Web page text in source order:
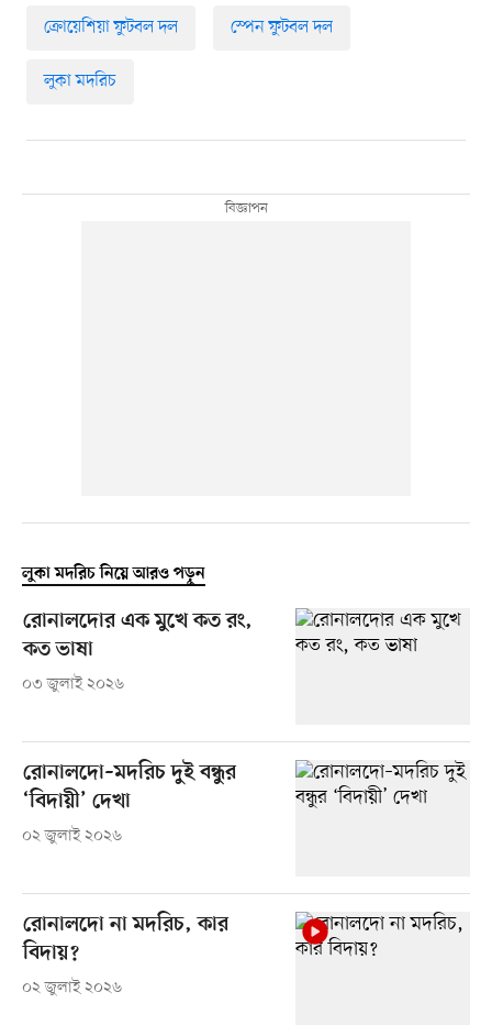
ক্রোয়েশিয়া ফুটবল দল স্পেন ফুটবল দল
লুকা মদরিচ
লুকা মদরিচ নিয়ে আরও পড়ুন
রোনালদোর এক মুখে কত রং,
কত ভাষা
০৩ জুলাই ২০২৬
রোনালদো–মদরিচ দুই বন্ধুর
‘বিদায়ী’ দেখা
০২ জুলাই ২০২৬
রোনালদো না মদরিচ, কার
বিদায়?
০২ জুলাই ২০২৬